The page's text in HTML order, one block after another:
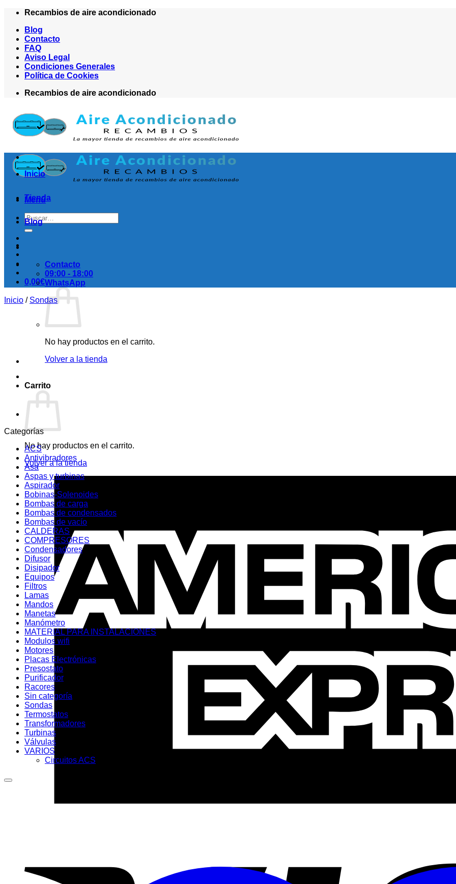
Saltar
contenido
Recambios de aire acondicionado
Blog
Contacto
FAQ
Aviso Legal
Condiciones Generales
Política de Cookies
Recambios de aire acondicionado
Menú
Buscar
por:
0,00€
No hay productos en el carrito.
Volver a la tienda
Carrito
No hay productos en el carrito.
Volver a la tienda
Inicio
Tienda
Blog
Contacto
09:00 - 18:00
WhatsApp
Inicio / Sondas
Categorías
ACS
Antivibradores
Asa
Aspas y turbinas
Aspirador
Bobinas-Solenoides
Bombas de carga
Bombas de condensados
Bombas de vacío
CALDERAS
COMPRESORES
Condensadores
Difusor
Disipador
Equipos
Filtros
Lamas
Mandos
Manetas
Manómetro
MATERIAL PARA INSTALACIONES
Modulos wifi
Motores
Placas Electrónicas
Presostato
Purificador
Racores
Sin categoría
Sondas
Termostatos
Transformadores
Turbinas
Válvulas
VARIOS
Circuitos ACS